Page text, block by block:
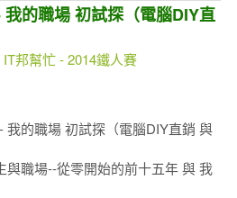
的職場 初試探（電腦DIY直
IT邦幫忙 - 2014鐵人賽
我的職場 初試探（電腦DIY直銷 與
與職場--從零開始的前十五年 與 我